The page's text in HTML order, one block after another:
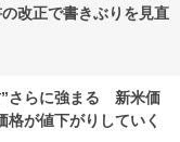
改正で書きぶりを見直
”さらに強まる 新米価
が値下がりしていく